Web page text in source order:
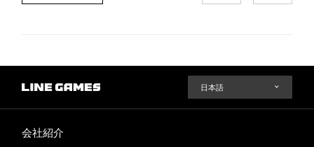
会社紹介